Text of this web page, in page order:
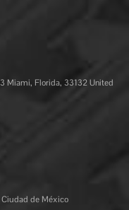
Miami, Florida, 33132 United
de México